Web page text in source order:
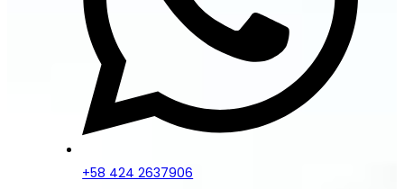
+58 424 2637906